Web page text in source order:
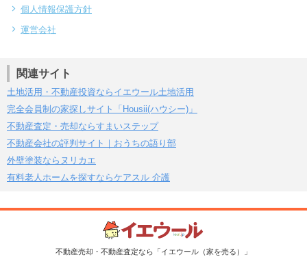
個人情報保護方針
運営会社
関連サイト
土地活用・不動産投資ならイエウール土地活用
完全会員制の家探しサイト「Housii(ハウシー)」
不動産査定・売却ならすまいステップ
不動産会社の評判サイト｜おうちの語り部
外壁塗装ならヌリカエ
有料老人ホームを探すならケアスル 介護
不動産売却・不動産査定なら「イエウール（家を売る）」